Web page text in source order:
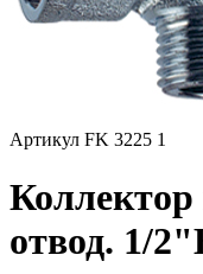
Артикул FK 3225 1
отвод. 1/